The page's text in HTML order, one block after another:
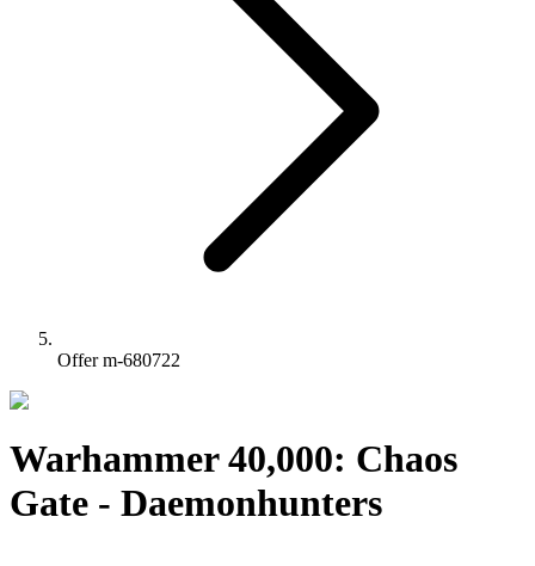
Offer m-680722
Warhammer 40,000: Chaos
Gate - Daemonhunters